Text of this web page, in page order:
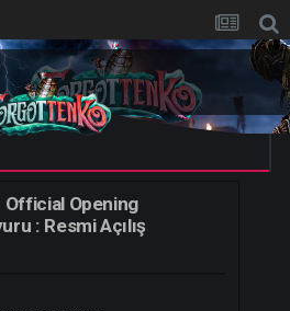
: Official Opening
: Resmi Açılış